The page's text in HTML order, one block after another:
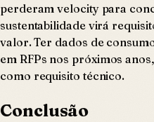
perderam velocity para
sustentabilidade virá
valor. Ter dados de
em RFPs nos próximos
como requisito técnico.
Conclusão